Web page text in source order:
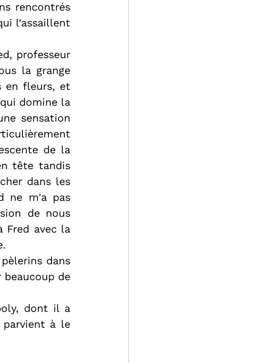
rencontrés
l’assaillent
professeur
la grange
en fleurs, et
domine la
sensation
de la
tête tandis
dans les
ne m'a pas
de nous
Fred avec la
dans
beaucoup de
dont il a
parvient à le